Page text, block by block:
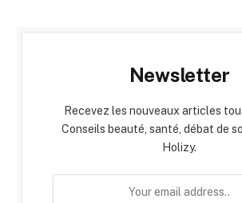
Newsletter
Recevez les nouveaux articles
Conseils beauté, santé, débat de
Holizy.